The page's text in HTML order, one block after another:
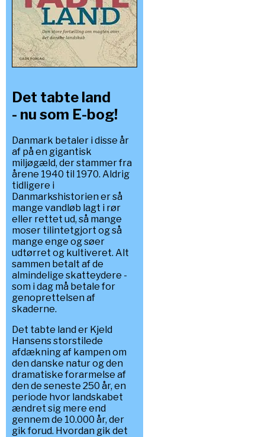
Det tabte land
- nu som E-bog!
Danmark betaler i disse år
af på en gigantisk
miljøgæld, der stammer fra
årene 1940 til 1970. Aldrig
tidligere i
Danmarkshistorien er så
mange vandløb lagt i rør
eller rettet ud, så mange
moser tilintetgjort og så
mange enge og søer
udtørret og kultiveret. Alt
sammen betalt af de
almindelige skatteydere -
som i dag må betale for
genoprettelsen af
skaderne.
Det tabte land er Kjeld
Hansens storstilede
afdækning af kampen om
den danske natur og den
dramatiske forarmelse af
den de seneste 250 år, en
periode hvor landskabet
ændret sig mere end
gennem de 10.000 år, der
gik forud. Hvordan gik det